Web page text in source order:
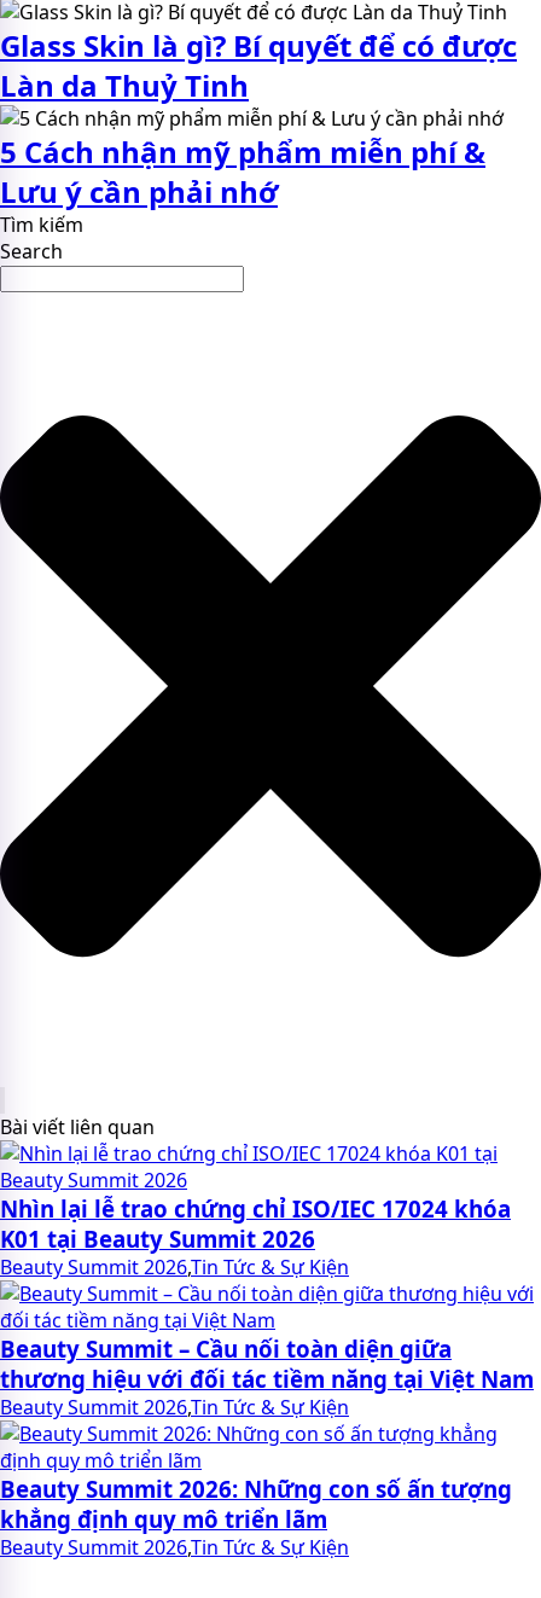
Glass Skin là gì? Bí quyết để có được
Làn da Thuỷ Tinh
5 Cách nhận mỹ phẩm miễn phí &
Lưu ý cần phải nhớ
Tìm kiếm
Search
Bài viết liên quan
Nhìn lại lễ trao chứng chỉ ISO/IEC 17024 khóa
K01 tại Beauty Summit 2026
Beauty Summit 2026,Tin Tức & Sự Kiện
Beauty Summit – Cầu nối toàn diện giữa
thương hiệu với đối tác tiềm năng tại Việt Nam
Beauty Summit 2026,Tin Tức & Sự Kiện
Beauty Summit 2026: Những con số ấn tượng
khẳng định quy mô triển lãm
Beauty Summit 2026,Tin Tức & Sự Kiện